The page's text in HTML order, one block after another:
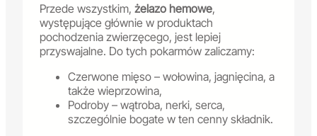
Przede wszystkim, żelazo hemowe,
występujące głównie w produktach
pochodzenia zwierzęcego, jest lepiej
przyswajalne. Do tych pokarmów zaliczamy:
Czerwone mięso – wołowina, jagnięcina, a
także wieprzowina,
Podroby – wątroba, nerki, serca,
szczególnie bogate w ten cenny składnik.